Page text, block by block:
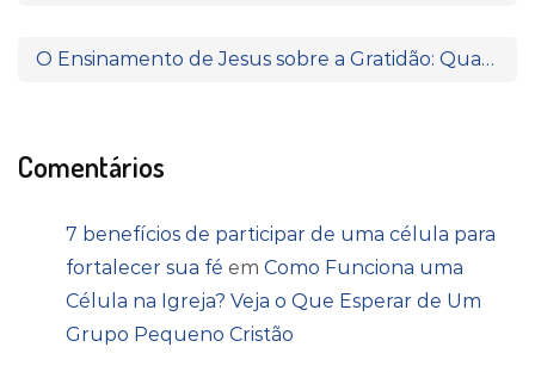
O Ensinamento de Jesus sobre a Gratidão: Quando o Coração Reconhece a Fonte da Bênção
Comentários
7 benefícios de participar de uma célula para
fortalecer sua fé em Como Funciona uma
Célula na Igreja? Veja o Que Esperar de Um
Grupo Pequeno Cristão